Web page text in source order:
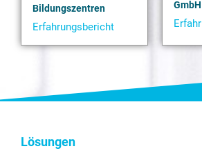
Bildungszentren
Erfahrungsbericht
GmbH
Lösungen